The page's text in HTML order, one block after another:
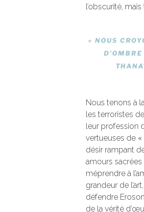
l’obscurité,
« NOUS
Nous tenons à
les terroristes
leur profession
vertueuses de
désir rampant
amours sacrées
méprendre à
grandeur de
défendre
de la vérité